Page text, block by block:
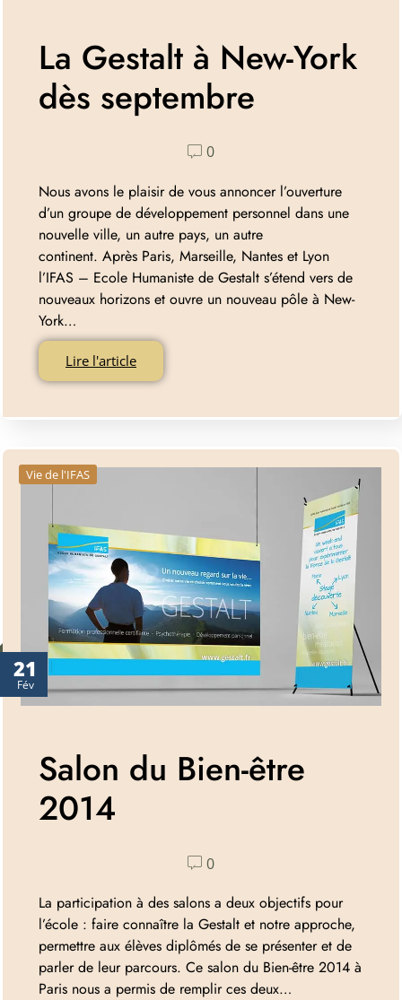
La Gestalt à New-York
dès septembre
0
Nous avons le plaisir de vous annoncer l’ouverture
d’un groupe de développement personnel dans une
nouvelle ville, un autre pays, un autre
continent. Après Paris, Marseille, Nantes et Lyon
l’IFAS – Ecole Humaniste de Gestalt s’étend vers de
nouveaux horizons et ouvre un nouveau pôle à New-
York…
Lire l'article
21
Fév
Vie de l'IFAS
Salon du Bien-être
2014
0
La participation à des salons a deux objectifs pour
l’école : faire connaître la Gestalt et notre approche,
permettre aux élèves diplômés de se présenter et de
parler de leur parcours. Ce salon du Bien-être 2014 à
Paris nous a permis de remplir ces deux…